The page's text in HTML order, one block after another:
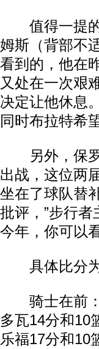
值得一提的
姆斯（背部不
看到的，他在
又处在一次艰
决定让他休息
同时布拉特希
另外，保罗-
出战，这位两
坐在了球队替
批评，”步行
今年，你可以
具体比分
骑士在前：
多瓦14分和10
乐福17分和10